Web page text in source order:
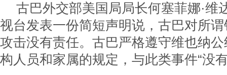
古巴外交部美国局局长何塞菲娜·维
视台发表一份简短声明说，古巴对所
攻击没有责任。古巴严格遵守维也纳
构人员和家属的规定，与此类事件“没